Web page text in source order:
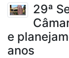
29ª
e
anos